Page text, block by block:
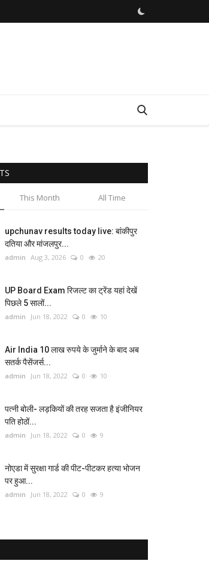
This Month All Time
upchunav results today live: बांकीपुर
दतिया और मांजलपुर...
admin Aug 3, 2026 0 20
UP Board Exam रिजल्ट का ट्रेंड यहां देखें
पिछले 5 सालों...
admin Jun 18, 2022 0 10
Air India 10 लाख रुपये के जुर्माने के बाद अब
सतर्क पैसेंजर्स...
admin Jun 18, 2022 0 10
पत्नी बोली- लड़कियों की तरह सजता है इंजीनियर
पति होठों...
admin Jun 18, 2022 0 9
नोएडा में सुरक्षा गार्ड की पीट-पीटकर हत्या भोजन
पर हुआ...
admin Jun 18, 2022 0 9